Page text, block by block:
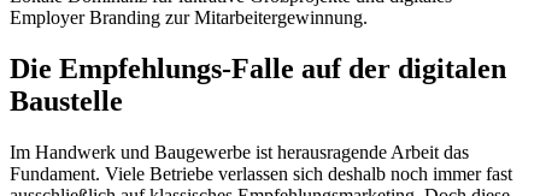
Employer Branding zur Mitarbeitergewinnung.
Die Empfehlungs-Falle auf der digitalen
Baustelle
Im Handwerk und Baugewerbe ist herausragende Arbeit das
Fundament. Viele Betriebe verlassen sich deshalb noch immer fast